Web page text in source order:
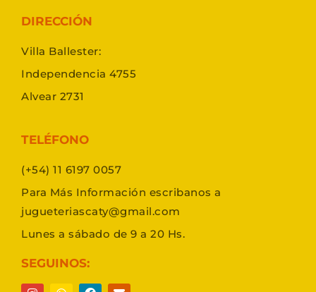
DIRECCIÓN
Villa Ballester:
Independencia 4755
Alvear 2731
TELÉFONO
(+54) 11 6197 0057
Para Más Información escribanos a
jugueteriascaty@gmail.com
Lunes a sábado de 9 a 20 Hs.
SEGUINOS: